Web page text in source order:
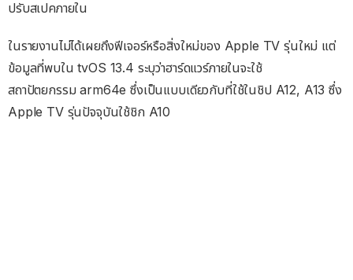
ปรับสเปคภายใน
ในรายงานไม่ได้เผยถึงฟีเจอร์หรือสิ่งใหม่ของ Apple TV รุ่นใหม่ แต่
ข้อมูลที่พบใน tvOS 13.4 ระบุว่าฮาร์ดแวร์ภายในจะใช้
สถาปัตยกรรม arm64e ซึ่งเป็นแบบเดียวกับที่ใช้ในชิป A12, A13 ซึ่ง
Apple TV รุ่นปัจจุบันใช้ชิก A10